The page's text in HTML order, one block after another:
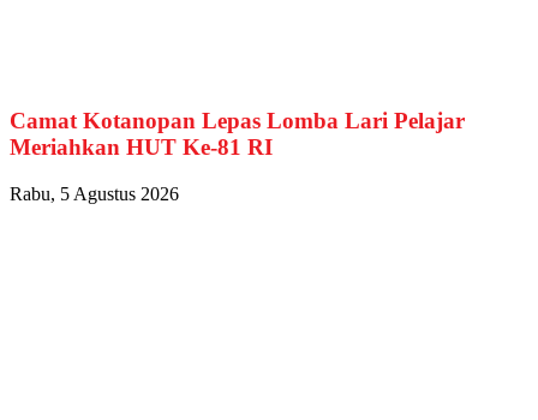
Camat Kotanopan Lepas Lomba Lari Pelajar
Meriahkan HUT Ke-81 RI
Rabu, 5 Agustus 2026